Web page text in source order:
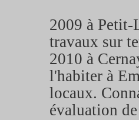
2009 à Petit-
travaux sur
2010 à
l'habiter à
locaux.
évaluation